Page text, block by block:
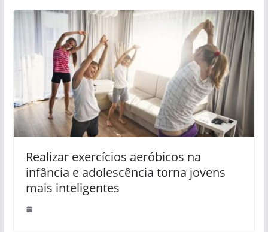
Realizar exercícios aeróbicos na
infância e adolescência torna jovens
mais inteligentes